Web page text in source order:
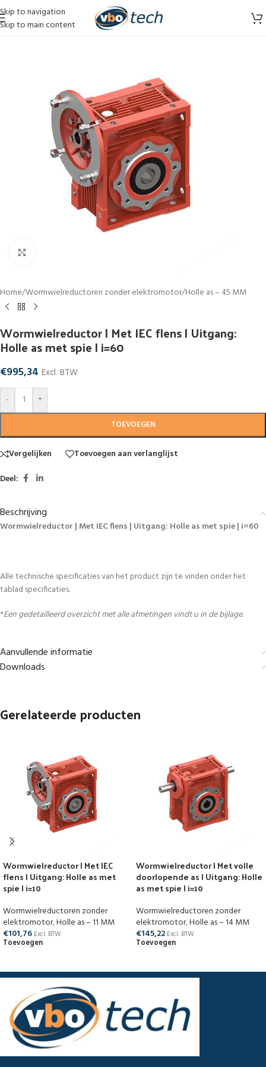
Skip to navigation
Skip to main content
Home/Wormwielreductoren zonder elektromotor/Holle as – 45 MM
Wormwielreductor | Met IEC flens | Uitgang:
Holle as met spie | i=60
€995,34 Excl. BTW
-
+
TOEVOEGEN
Vergelijken
Toevoegen aan verlanglijst
Deel:
Beschrijving
Wormwielreductor | Met IEC flens | Uitgang: Holle as met spie | i=60
Alle technische specificaties van het product zijn te vinden onder het
tablad specificaties.
*Een gedetailleerd overzicht met alle afmetingen vindt u in de bijlage.
Aanvullende informatie
Downloads
Gerelateerde producten
Wormwielreductor | Met IEC
flens | Uitgang: Holle as met
spie | i=10
Wormwielreductoren zonder
elektromotor,Holle as – 11 MM
€101,76 Excl. BTW
Toevoegen
Wormwielreductor | Met volle
doorlopende as | Uitgang: Holle
as met spie | i=10
Wormwielreductoren zonder
elektromotor,Holle as – 14 MM
€145,22 Excl. BTW
Toevoegen